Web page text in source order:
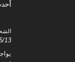
13